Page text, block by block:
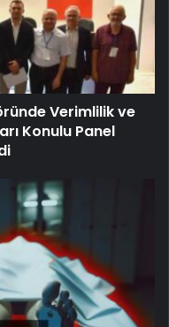
Verimlilik ve
Konulu Panel